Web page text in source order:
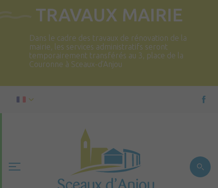
TRAVAUX MAIRIE
Dans le cadre des travaux de rénovation de la
mairie, les services administratifs seront
temporairement transférés au 3, place de la
Couronne à Sceaux-d’Anjou